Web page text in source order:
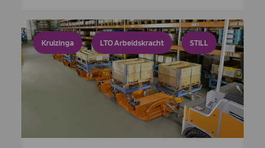
Kruizinga LTO Arbeidskracht STILL